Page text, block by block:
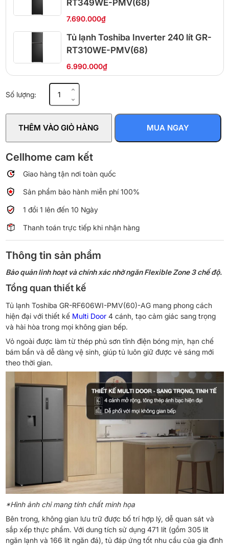
RT349WE-PMV(68)
7.690.000₫
Tủ lạnh Toshiba Inverter 240 lít GR-
RT310WE-PMV(68)
6.990.000₫
Số lượng:lạnh
471
lít
Door
GR-
PMV(60)-
AG
lượng
THÊM VÀO GIỎ HÀNG MUA NGAY
Cellhome cam kết
Giao hàng tận nơi toàn quốc
Sản phẩm bảo hành miễn phí 100%
1 đổi 1 lên đến 10 Ngày
Thanh toán trực tiếp khi nhận hàng
Thông tin sản phẩm
Bảo quản linh hoạt và chính xác nhờ ngăn Flexible Zone 3 chế độ.
Tổng quan thiết kế
Tủ lạnh Toshiba GR-RF606WI-PMV(60)-AG mang phong cách
hiện đại với thiết kế Multi Door4 cánh, tạo cảm giác sang trọng
và hài hòa trong mọi không gian bếp.
Vỏ ngoài được làm từ thép phủ sơn tĩnh điện bóng mịn, hạn chế
bám bẩn và dễ dàng vệ sinh, giúp tủ luôn giữ được vẻ sáng mới
theo thời gian.
*Hình ảnh chỉ mang tính chất minh họa
Bên trong, không gian lưu trữ được bố trí hợp lý, dễ quan sát và
sắp xếp thực phẩm. Với dung tích sử dụng 471 lít (gồm 305 lít
ngăn lạnh và 166 lít ngăn đá), tủ đáp ứng tốt nhu cầu của gia đình